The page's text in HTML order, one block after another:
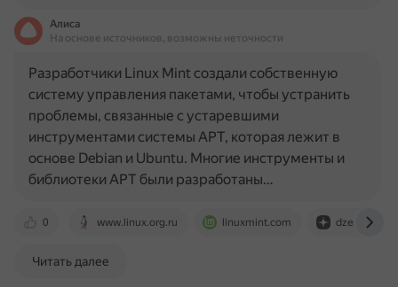
Алиса
На основе источников, возможны неточности
0 www.linux.org.ru linuxmint.com dzen.ru
Разработчики Linux Mint создали собственную
систему управления пакетами, чтобы устранить
проблемы, связанные с устаревшими
инструментами системы APT, которая лежит в
основе Debian и Ubuntu. Многие инструменты и
библиотеки APT были разработаны…
Читать далее